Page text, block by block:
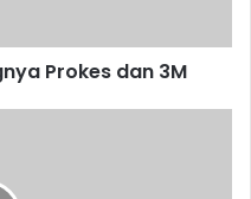
Prokes dan 3M